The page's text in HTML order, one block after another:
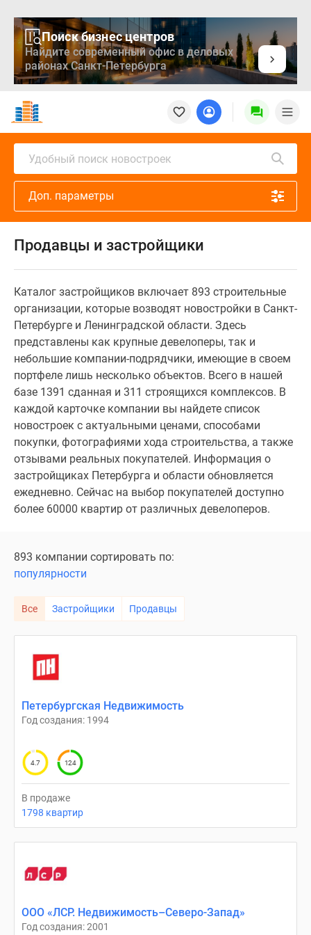
Поиск бизнес центров
Найдите современный офис в деловых
районах Санкт-Петербурга
Новостройки
Квартиры
Ипотека
Медиа
проекте
Контакты
Реклама
сайте
Продавцы
застройщики
Коммерческие
помещения
Квартиры
карте
Эксперты
авторы
Машино-
места
Специальные
Апартаменты
комнатные
Готовые
новостройки
Военная
ипотека
Покупателю
Новостройки
Санкт-
новостроек
Семейная
Аналитика
Удобный поиск новостроек
Доп. параметры
Продавцы и застройщики
Каталог застройщиков включает 893 строительные
организации, которые возводят новостройки в Санкт-
Петербурге и Ленинградской области. Здесь
представлены как крупные девелоперы, так и
небольшие компании-подрядчики, имеющие в своем
портфеле лишь несколько объектов. Всего в нашей
базе 1391 сданная и 311 строящихся комплексов. В
каждой карточке компании вы найдете список
новостроек с актуальными ценами, способами
покупки, фотографиями хода строительства, а также
отзывами реальных покупателей. Информация о
застройщиках Петербурга и области обновляется
ежедневно. Сейчас на выбор покупателей доступно
более 60000 квартир от различных девелоперов.
893 компании сортировать по:
популярности
Все Застройщики Продавцы
Петербургская Недвижимость
Год создания: 1994
4.7 124
В продаже
1798 квартир
ООО «ЛСР. Недвижимость–Северо-Запад»
Год создания: 2001